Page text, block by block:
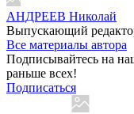
АНДРЕЕВ Николай
Выпускающий
Все материалы автора
Подписывайтесь на
раньше всех!
Подписаться